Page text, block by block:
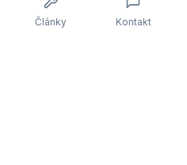
Články Kontakt